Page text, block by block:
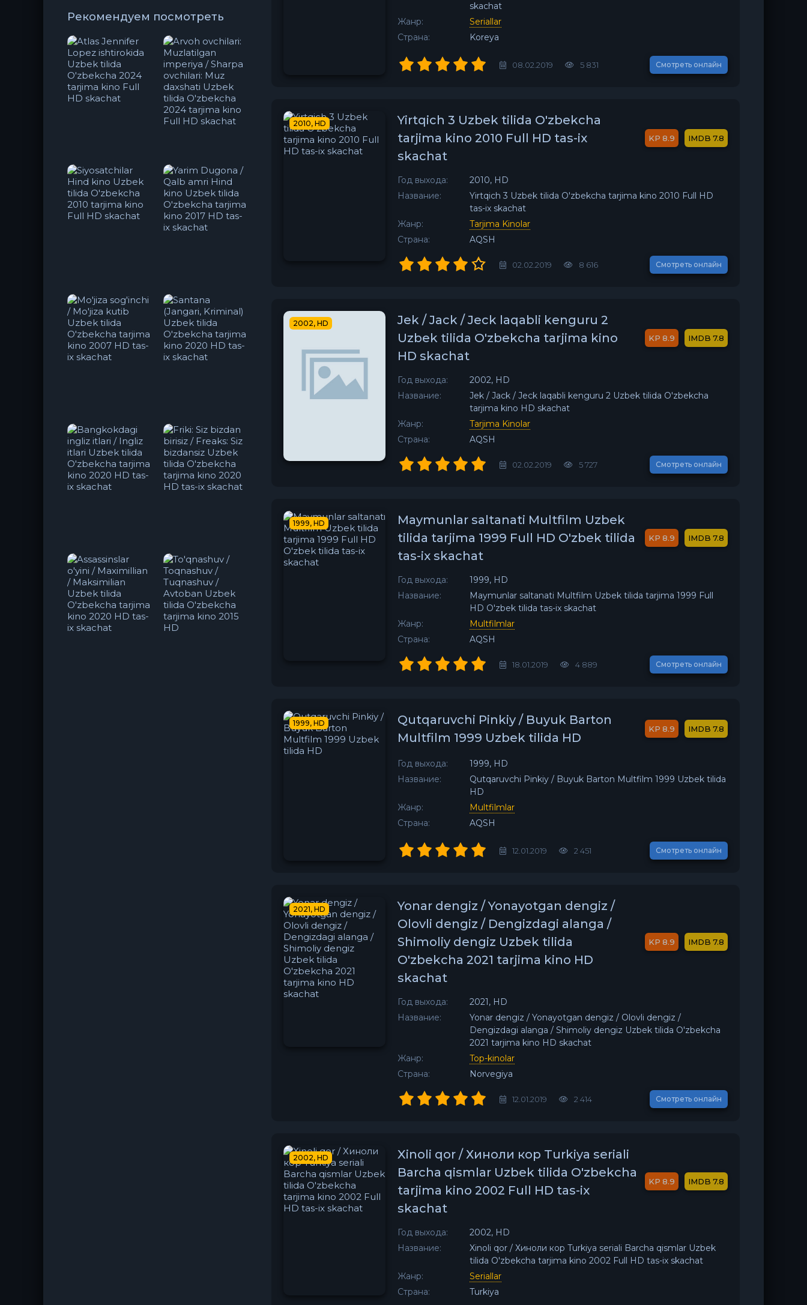
Рекомендуем посмотреть
skachat
Жанр:
Seriallar
Страна:
Koreya
08.02.2019 5 831 Смотреть онлайн
2010, HD
Yirtqich 3 Uzbek tilida O'zbekcha
tarjima kino 2010 Full HD tas-ix
skachat
8.9 7.8
Год выхода:
2010, HD
Название:
Yirtqich 3 Uzbek tilida O'zbekcha tarjima kino 2010 Full HD
tas-ix skachat
Жанр:
Tarjima Kinolar
Страна:
AQSH
02.02.2019 8 616 Смотреть онлайн
2002, HD
Jek / Jack / Jeck laqabli kenguru 2
Uzbek tilida O'zbekcha tarjima kino
HD skachat
8.9 7.8
Год выхода:
2002, HD
Название:
Jek / Jack / Jeck laqabli kenguru 2 Uzbek tilida O'zbekcha
tarjima kino HD skachat
Жанр:
Tarjima Kinolar
Страна:
AQSH
02.02.2019 5 727 Смотреть онлайн
1999, HD
Maymunlar saltanati Multfilm Uzbek
tilida tarjima 1999 Full HD O'zbek tilida
tas-ix skachat
8.9 7.8
Год выхода:
1999, HD
Название:
Maymunlar saltanati Multfilm Uzbek tilida tarjima 1999 Full
HD O'zbek tilida tas-ix skachat
Жанр:
Multfilmlar
Страна:
AQSH
18.01.2019 4 889 Смотреть онлайн
1999, HD
Qutqaruvchi Pinkiy / Buyuk Barton
Multfilm 1999 Uzbek tilida HD
8.9 7.8
Год выхода:
1999, HD
Название:
Qutqaruvchi Pinkiy / Buyuk Barton Multfilm 1999 Uzbek tilida
HD
Жанр:
Multfilmlar
Страна:
AQSH
12.01.2019 2 451 Смотреть онлайн
2021, HD
Yonar dengiz / Yonayotgan dengiz /
Olovli dengiz / Dengizdagi alanga /
Shimoliy dengiz Uzbek tilida
O'zbekcha 2021 tarjima kino HD
skachat
8.9 7.8
Год выхода:
2021, HD
Название:
Yonar dengiz / Yonayotgan dengiz / Olovli dengiz /
Dengizdagi alanga / Shimoliy dengiz Uzbek tilida O'zbekcha
2021 tarjima kino HD skachat
Жанр:
Top-kinolar
Страна:
Norvegiya
12.01.2019 2 414 Смотреть онлайн
2002, HD
Xinoli qor / Хиноли кор Turkiya seriali
Barcha qismlar Uzbek tilida O'zbekcha
tarjima kino 2002 Full HD tas-ix
skachat
8.9 7.8
Год выхода:
2002, HD
Название:
Xinoli qor / Хиноли кор Turkiya seriali Barcha qismlar Uzbek
tilida O'zbekcha tarjima kino 2002 Full HD tas-ix skachat
Жанр:
Seriallar
Страна:
Turkiya